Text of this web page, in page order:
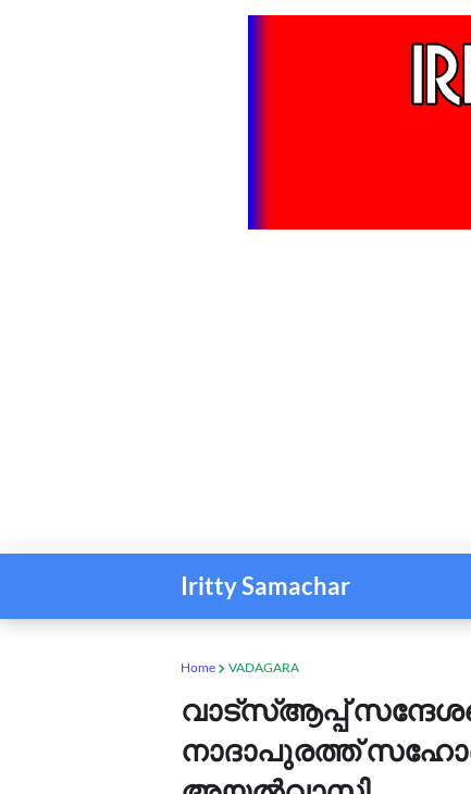
Iritty Samachar
Home VADAGARA
വാട്‌സ്ആപ്പ്
നാദാപുരത്ത്